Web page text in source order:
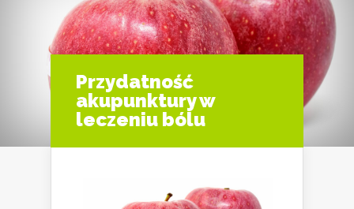
Przydatność
akupunktury w
leczeniu bólu